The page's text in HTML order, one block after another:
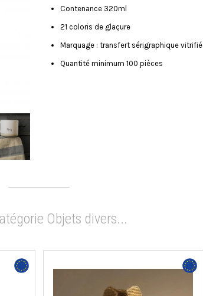
Contenance 320ml
21 coloris de glaçure
Marquage : transfert sérigraphique vitrifié
Quantité minimum 100 pièces
Objets divers...